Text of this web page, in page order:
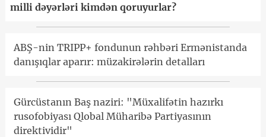
milli dəyərləri kimdən qoruyurlar?
ABŞ-nin TRIPP+ fondunun rəhbəri Ermənistanda
danışıqlar aparır: müzakirələrin detalları
Gürcüstanın Baş naziri: "Müxalifətin hazırkı
rusofobiyası Qlobal Müharibə Partiyasının
direktividir"